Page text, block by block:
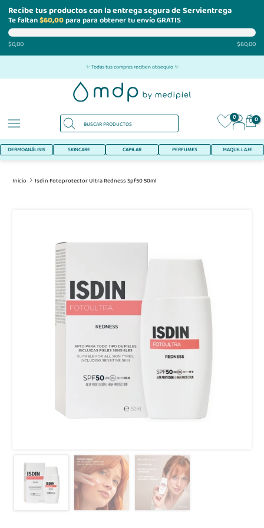
Recibe tus productos con la entrega segura de Servientrega
Te faltan$60,00para para obtener tu envío GRATIS
$0,00 $60,00
al
✨ Todas tus compras reciben obsequio ✨
0 0
DERMOANÁLISIS SKINCARE CAPILAR PERFUMES MAQUILLAJE
Inicio Isdin Fotoprotector Ultra Redness Spf50 50ml